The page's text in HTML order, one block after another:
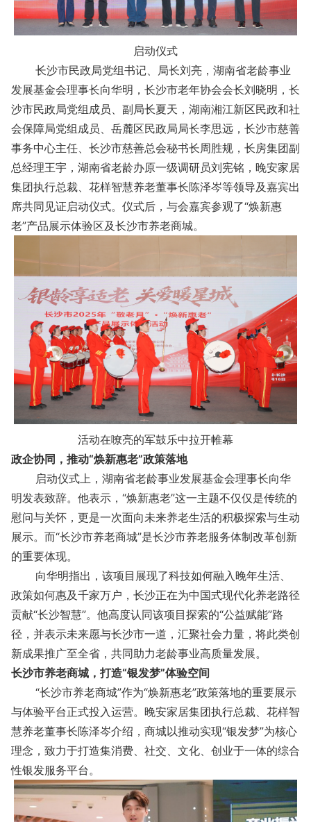
启动仪式
长沙市民政局党组书记、局长刘亮，湖南省老龄事业
发展基金会理事长向华明，长沙市老年协会会长刘晓明，长
沙市民政局党组成员、副局长夏天，湖南湘江新区民政和社
会保障局党组成员、岳麓区民政局局长李思远，长沙市慈善
事务中心主任、长沙市慈善总会秘书长周胜规，长房集团副
总经理王宇，湖南省老龄办原一级调研员刘宪铭，晚安家居
集团执行总裁、花样智慧养老董事长陈泽岑等领导及嘉宾出
席共同见证启动仪式。仪式后，与会嘉宾参观了“焕新惠
老”产品展示体验区及长沙市养老商城。
活动在嘹亮的军鼓乐中拉开帷幕
政企协同，推动“焕新惠老”政策落地
启动仪式上，湖南省老龄事业发展基金会理事长向华
明发表致辞。他表示，“焕新惠老”这一主题不仅仅是传统的
慰问与关怀，更是一次面向未来养老生活的积极探索与生动
展示。而“长沙市养老商城”是长沙市养老服务体制改革创新
的重要体现。
向华明指出，该项目展现了科技如何融入晚年生活、
政策如何惠及千家万户，长沙正在为中国式现代化养老路径
贡献“长沙智慧”。他高度认同该项目探索的“公益赋能”路
径，并表示未来愿与长沙市一道，汇聚社会力量，将此类创
新成果推广至全省，共同助力老龄事业高质量发展。
长沙市养老商城，打造“银发梦”体验空间
“长沙市养老商城”作为“焕新惠老”政策落地的重要展示
与体验平台正式投入运营。晚安家居集团执行总裁、花样智
慧养老董事长陈泽岑介绍，商城以推动实现“银发梦”为核心
理念，致力于打造集消费、社交、文化、创业于一体的综合
性银发服务平台。